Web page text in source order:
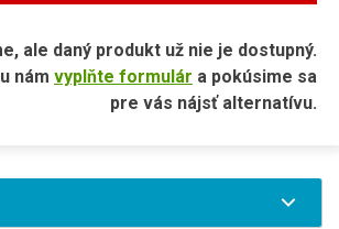
ale daný produkt už nie je dostupný.
nám vyplňte formulár a pokúsime sa
pre vás nájsť alternatívu.